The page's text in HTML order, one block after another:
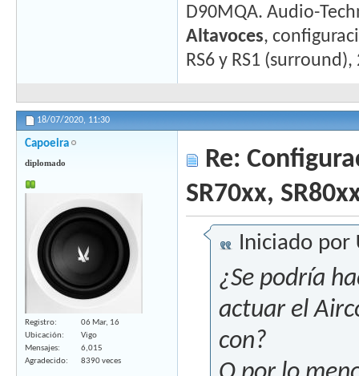
D90MQA. Audio-
Altavoces,
RS6 y RS1
18/07/2020, 11:30
Capoeira
diplomado
Registro
06 Mar, 16
Ubicación
Vigo
Mensajes
6,015
Agradecido
8390 veces
Re:
SR70xx,
Iniciado por
¿Se podría
actuar el
con?